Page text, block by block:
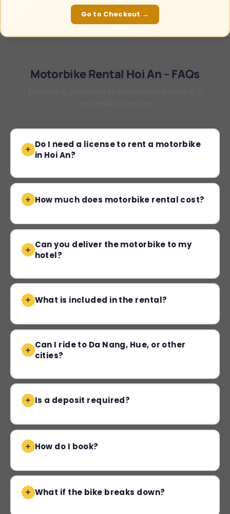
Go to Checkout →
Motorbike Rental Hoi An – FAQs
Do I need a license to rent a motorbike
in Hoi An?
How much does motorbike rental cost?
Can you deliver the motorbike to my
hotel?
What is included in the rental?
Can I ride to Da Nang, Hue, or other
cities?
Is a deposit required?
How do I book?
What if the bike breaks down?